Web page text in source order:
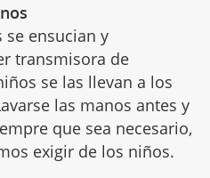
se ensucian y
transmisora de
se las llevan a los
las manos antes y
que sea necesario,
exigir de los niños.